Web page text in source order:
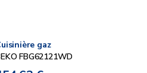
gaz
FBG62121WD